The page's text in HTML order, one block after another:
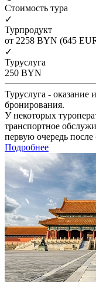
Cтоимость тура
✓
Турпродукт
от 2258 BYN (645
✓
Туруслуга
250 BYN
Туруслуга -
бронирования.
У некоторых
транспортное
первую очередь
Подробнее